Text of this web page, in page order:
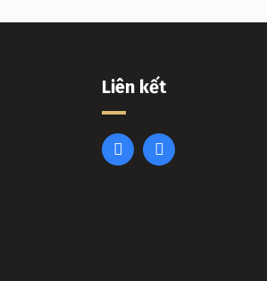
Liên kết